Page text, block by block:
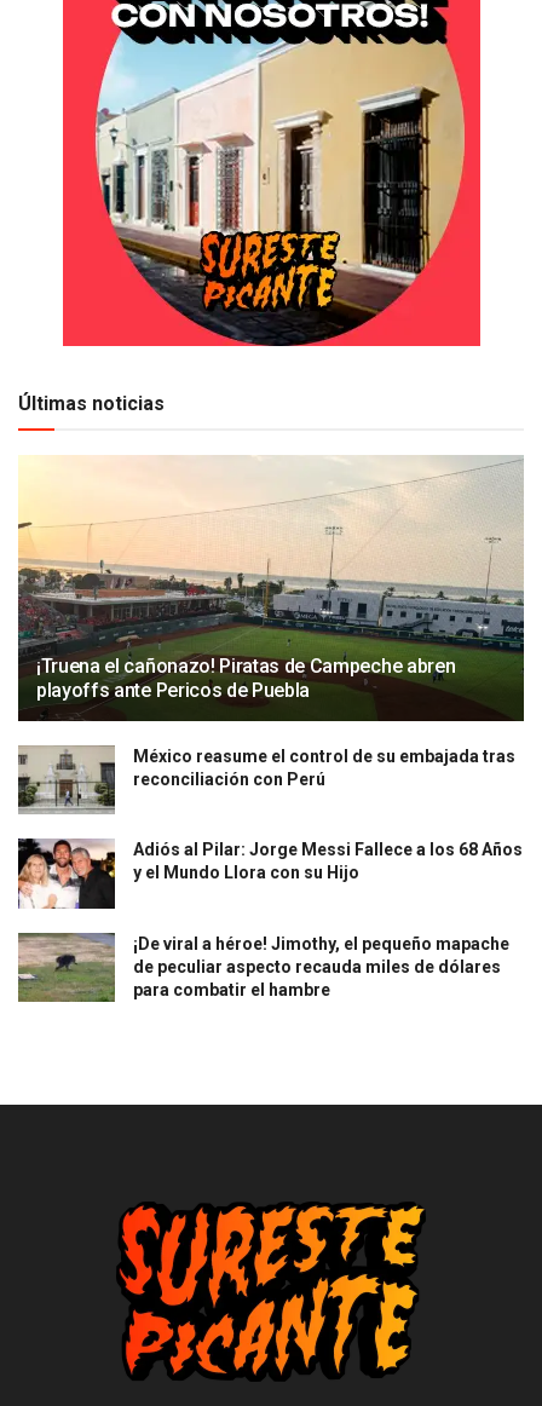
Últimas noticias
¡Truena el cañonazo! Piratas de Campeche abren
playoffs ante Pericos de Puebla
México reasume el control de su embajada tras
reconciliación con Perú
Adiós al Pilar: Jorge Messi Fallece a los 68 Años
y el Mundo Llora con su Hijo
¡De viral a héroe! Jimothy, el pequeño mapache
de peculiar aspecto recauda miles de dólares
para combatir el hambre